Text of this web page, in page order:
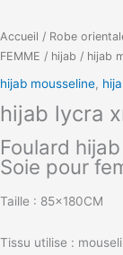
Accueil / Robe
FEMME / hijab / hijab
hijab mousseline,
hijab lycra
Foulard
Soie pour
Taille : 85x180CM
Tissu utilise :